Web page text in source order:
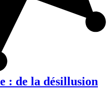
: de la désillusion